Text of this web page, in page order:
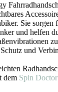
Sie sorgen
und helfen
und
dem Spin Doctor